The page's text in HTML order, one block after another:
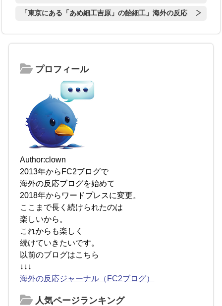
「東京にある「あめ細工吉原」の飴細工」海外の反応
プロフィール
Author:clown
2013年からFC2ブログで
海外の反応ブログを始めて
2018年からワードプレスに変更。
ここまで長く続けられたのは
楽しいから。
これからも楽しく
続けていきたいです。
以前のブログはこちら
↓↓↓
海外の反応ジャーナル（FC2ブログ）
人気ページランキング